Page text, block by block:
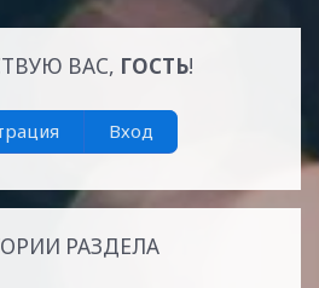
ВАС, ГОСТЬ!
Вход
РАЗДЕЛА